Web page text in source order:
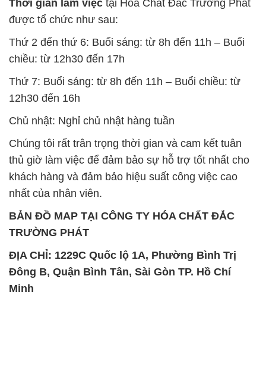
Thời gian làm việc tại Hóa Chất Đắc Trường Phát
được tổ chức như sau:
Thứ 2 đến thứ 6: Buổi sáng: từ 8h đến 11h – Buổi
chiều: từ 12h30 đến 17h
Thứ 7: Buổi sáng: từ 8h đến 11h – Buổi chiều: từ
12h30 đến 16h
Chủ nhật: Nghỉ chủ nhật hàng tuần
Chúng tôi rất trân trọng thời gian và cam kết tuân
thủ giờ làm việc để đảm bảo sự hỗ trợ tốt nhất cho
khách hàng và đảm bảo hiệu suất công việc cao
nhất của nhân viên.
BẢN ĐỒ MAP TẠI CÔNG TY HÓA CHẤT ĐẮC
TRƯỜNG PHÁT
ĐỊA CHỈ: 1229C Quốc lộ 1A, Phường Bình Trị
Đông B, Quận Bình Tân, Sài Gòn TP. Hồ Chí
Minh